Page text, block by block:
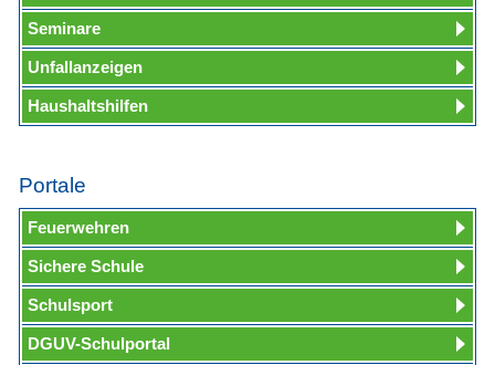
Seminare
Unfallanzeigen
Haushaltshilfen
Portale
Feuerwehren
Sichere Schule
Schulsport
DGUV-Schulportal